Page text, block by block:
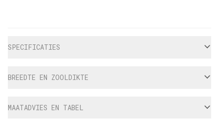
SPECIFICATIES
BREEDTE EN ZOOLDIKTE
MAATADVIES EN TABEL